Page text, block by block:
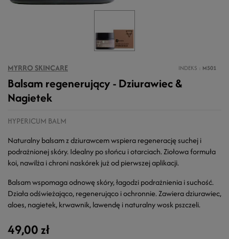
MYRRO SKINCARE INDEKS M501
Balsam regenerujący - Dziurawiec &
Nagietek
HYPERICUM BALM
Naturalny balsam z dziurawcem wspiera regenerację suchej i
podrażnionej skóry. Idealny po słońcu i otarciach. Ziołowa formuła
koi, nawilża i chroni naskórek już od pierwszej aplikacji.
Balsam wspomaga odnowę skóry, łagodzi podrażnienia i suchość.
Działa odświeżająco, regenerująco i ochronnie. Zawiera dziurawiec,
aloes, nagietek, krwawnik, lawendę i naturalny wosk pszczeli.
49,00 zł